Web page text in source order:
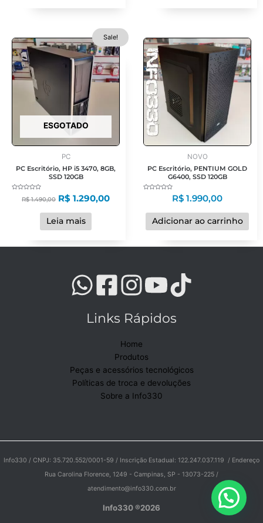
Sale!
ESGOTADO
PC
PC Escritório, HP i5 3470, 8GB,
SSD 120GB
R$1.490,00
O
preço
original
era:
R$ 1.490,00.
R$ 1.290,00
O
preço
atual
é:
R$ 1.290,00.
Leia mais
NOVO
PC Escritório, PENTIUM GOLD
G6400, SSD 120GB
R$ 1.990,00
Adicionar ao carrinho
Links Rápidos
Home
Produtos
Peças e acessórios tecnológicos
Políticas de troca e devoluções
Sobre a Info330
Info330 / CNPJ: 35.720.552/0001-59 / Inscrição Estadual: 122.247.037.119 / Endereço
Rua Carolina Florence, 1249 - Campinas, SP - 13073-225 /
atendimento@info330.com.br
Info330 ®2026